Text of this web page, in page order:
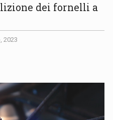
dei fornelli a
2023